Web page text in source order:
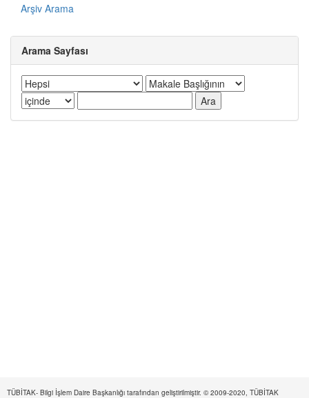
Arşiv Arama
Arama Sayfası
TÜBİTAK- Bilgi İşlem Daire Başkanlığı tarafından geliştirilmiştir. © 2009-2020, TÜBİTAK